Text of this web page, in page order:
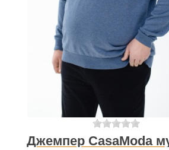
Джемпер CasaModa